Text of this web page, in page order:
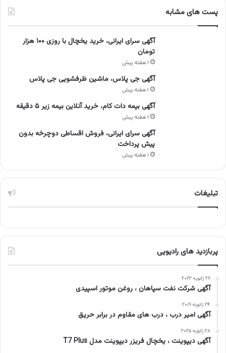
پست های مشابه
آگهی سرای ایرانی، خرید یخچال با روزی ۱۰۰ هزار
تومان
۱ هفته پیش
آگهی جی پلاس، ماشین ظرفشویی جی پلاس
۱ هفته پیش
آگهی بیمه دات کام، خرید آنلاین بیمه زیر ۵ دقیقه
۱ هفته پیش
آگهی سرای ایرانی، فروش اقساطی دوچرخه بدون
پیش پرداخت
۱ هفته پیش
تبلیغات
پربازدید های رادیویی
۲۶ ژانویه ۲۰۲۲
آگهی شرکت نفت سپاهان ، روغن موتور اسپیدی
۲۴ ژانویه ۲۰۱۹
آگهی امیر درب ، درب های مقاوم در برابر حریق
۲۸ ژانویه ۲۰۲۵
آگهی دیپوینت ، یخچال فریزر دیپوینت مدل T7 Plus